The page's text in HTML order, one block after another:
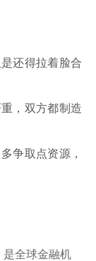
还得拉着脸合
，双方都制造
争取点资源，
是全球金融机